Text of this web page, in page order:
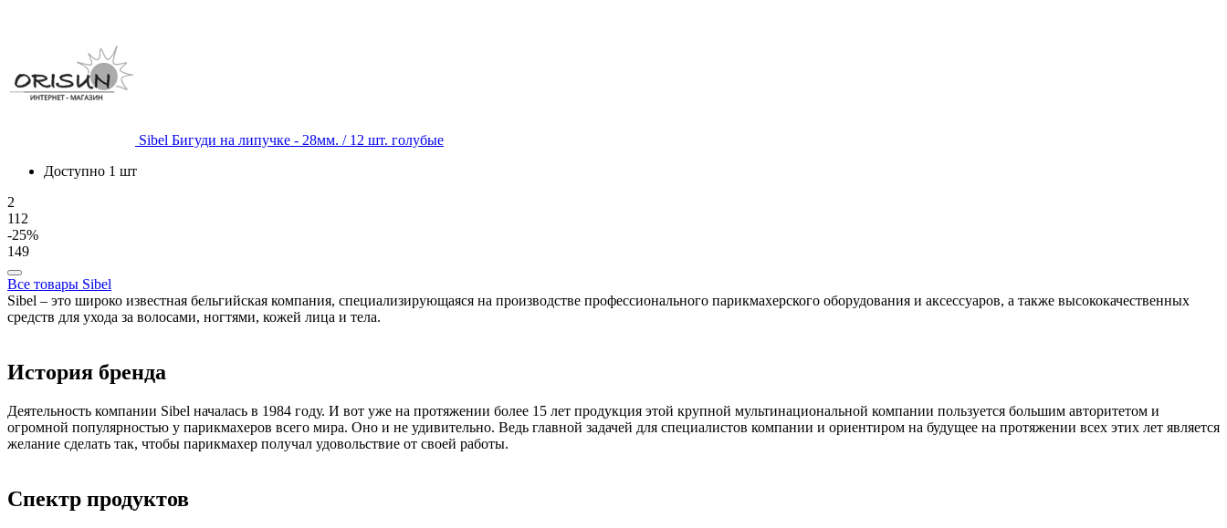
Sibel Бигуди на липучке - 28мм. / 12 шт. голубые
Доступно 1 шт
2
112
-25%
149
Все товары Sibel
Sibel – это широко известная бельгийская компания, специализирующаяся на производстве профессионального парикмахерского оборудования и аксессуаров, а также высококачественных
средств для ухода за волосами, ногтями, кожей лица и тела.
История бренда
Деятельность компании Sibel началась в 1984 году. И вот уже на протяжении более 15 лет продукция этой крупной мультинациональной компании пользуется большим авторитетом и
огромной популярностью у парикмахеров всего мира. Оно и не удивительно. Ведь главной задачей для специалистов компании и ориентиром на будущее на протяжении всех этих лет является
желание сделать так, чтобы парикмахер получал удовольствие от своей работы.
Спектр продуктов